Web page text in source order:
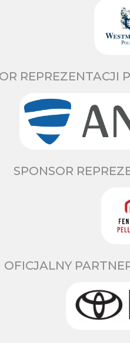
REPREZENTACJI
SPONSOR
OFICJALNY